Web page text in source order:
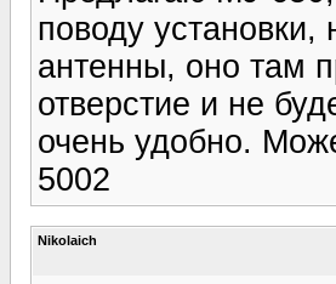
поводу установки,
антенны, оно там
отверстие и не
очень удобно.
5002
Nikolaich